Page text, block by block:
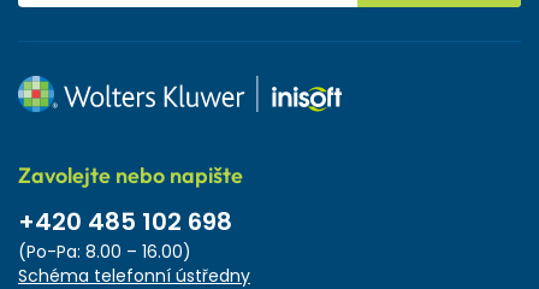
Zavolejte nebo napište
+420 485 102 698
(Po-Pa: 8.00 – 16.00)
Schéma telefonní ústředny